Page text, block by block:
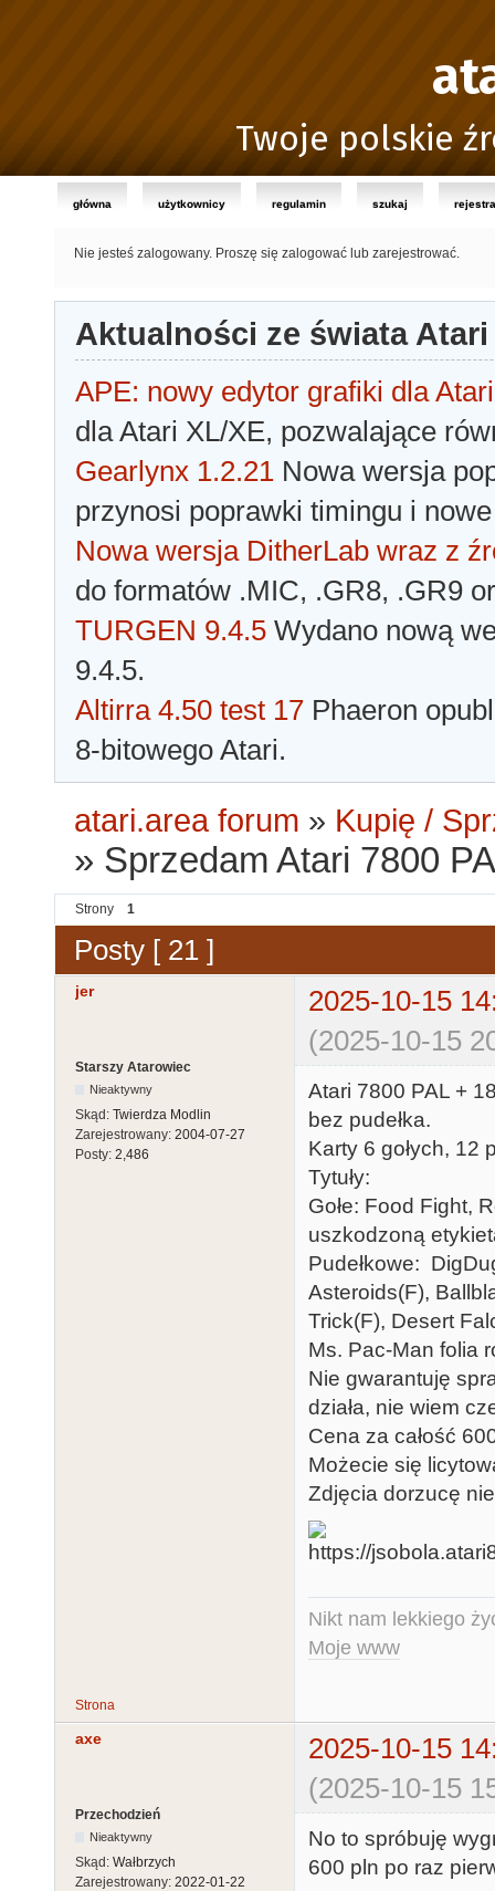
Twoje polskie
główna użytkownicy regulamin szukaj
Nie jesteś zalogowany. Proszę się zalogować lub zarejestrować.
Aktualności ze świata Atari
APE: nowy edytor grafiki dla Atari
dla Atari XL/XE, pozwalające
Gearlynx 1.2.21 Nowa wersja
przynosi poprawki timingu i
Nowa wersja DitherLab wraz z
do formatów .MIC, .GR8, .GR9
TURGEN 9.4.5 Wydano nową
9.4.5.
Altirra 4.50 test 17 Phaeron
8-bitowego Atari.
atari.area forum » Kupię /
» Sprzedam Atari 7800
Strony 1
Posty [ 21 ]
jer
2025-10-15
(2025-10-15
Starszy Atarowiec
Nieaktywny
Skąd: Twierdza Modlin
Zarejestrowany: 2004-07-27
Posty: 2,486
Atari 7800 PAL +
bez pudełka.
Karty 6 gołych, 12
Tytuły:
Gołe: Food Fight,
uszkodzoną
Pudełkowe:
Asteroids(F),
Trick(F), Desert
Ms. Pac-Man folia
Nie gwarantuję
działa, nie wiem
Cena za całość
Możecie się
Zdjęcia dorzucę
Nikt nam lekkiego
Moje www
Strona
axe
2025-10-15
(2025-10-15
Przechodzień
Nieaktywny
Skąd: Wałbrzych
Zarejestrowany: 2022-01-22
No to spróbuję
600 pln po raz